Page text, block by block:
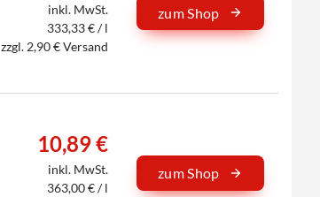
inkl. MwSt.
333,33 € / l
zzgl. 2,90 € Versand
zum Shop
10,89 €
inkl. MwSt.
363,00 € / l
zum Shop